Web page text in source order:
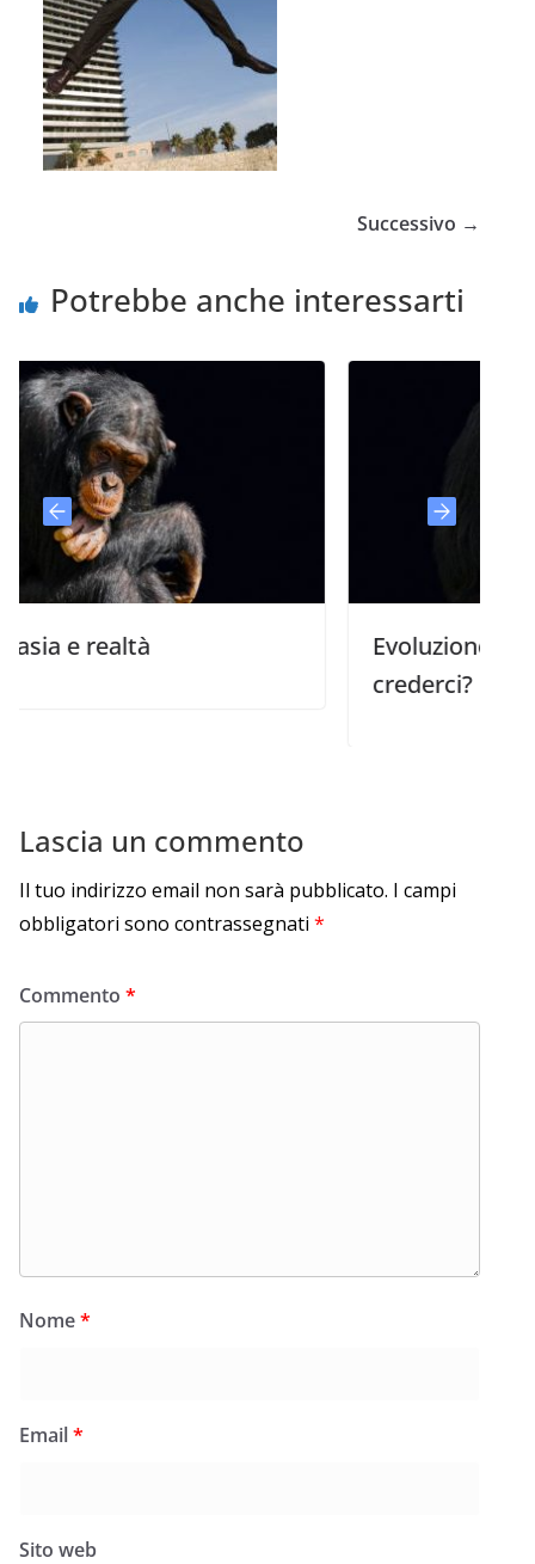
Successivo →
Potrebbe anche interessarti
Evoluzione: Che
crederci?
Lascia un commento
Il tuo indirizzo email non sarà pubblicato. I campi
obbligatori sono contrassegnati *
Commento *
Nome*
Email*
Sito web